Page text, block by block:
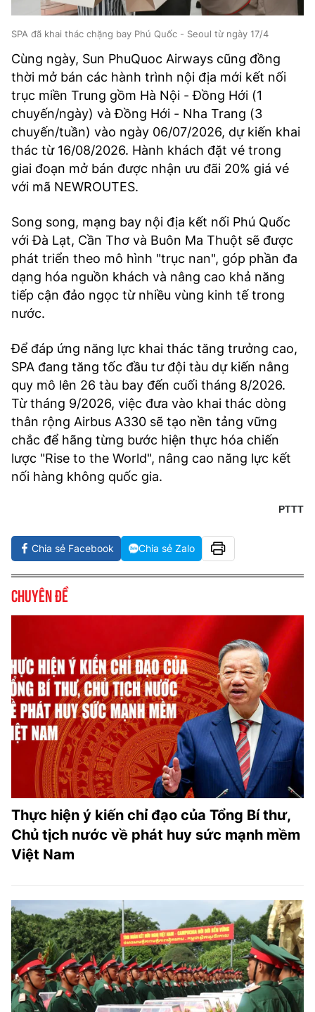
SPA đã khai thác chặng bay Phú Quốc - Seoul từ ngày 17/4
Cùng ngày, Sun PhuQuoc Airways cũng đồng
thời mở bán các hành trình nội địa mới kết nối
trục miền Trung gồm Hà Nội - Đồng Hới (1
chuyến/ngày) và Đồng Hới - Nha Trang (3
chuyến/tuần) vào ngày 06/07/2026, dự kiến khai
thác từ 16/08/2026. Hành khách đặt vé trong
giai đoạn mở bán được nhận ưu đãi 20% giá vé
với mã NEWROUTES.
Song song, mạng bay nội địa kết nối Phú Quốc
với Đà Lạt, Cần Thơ và Buôn Ma Thuột sẽ được
phát triển theo mô hình "trục nan", góp phần đa
dạng hóa nguồn khách và nâng cao khả năng
tiếp cận đảo ngọc từ nhiều vùng kinh tế trong
nước.
Để đáp ứng năng lực khai thác tăng trưởng cao,
SPA đang tăng tốc đầu tư đội tàu dự kiến nâng
quy mô lên 26 tàu bay đến cuối tháng 8/2026.
Từ tháng 9/2026, việc đưa vào khai thác dòng
thân rộng Airbus A330 sẽ tạo nền tảng vững
chắc để hãng từng bước hiện thực hóa chiến
lược "Rise to the World", nâng cao năng lực kết
nối hàng không quốc gia.
PTTT
Chia sẻ Facebook Chia sẻ Zalo
Chuyên đề
Thực hiện ý kiến chỉ đạo của Tổng Bí thư,
Chủ tịch nước về phát huy sức mạnh mềm
Việt Nam